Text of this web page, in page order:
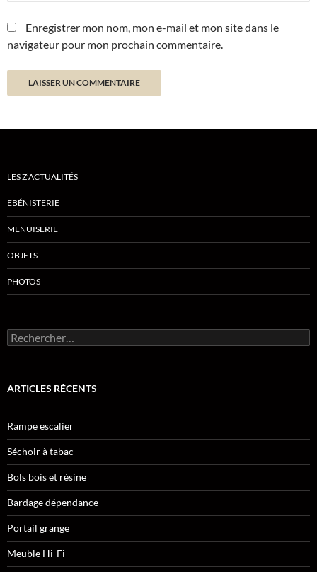
Enregistrer mon nom, mon e-mail et mon site dans le
navigateur pour mon prochain commentaire.
LES Z’ACTUALITÉS
EBÉNISTERIE
MENUISERIE
OBJETS
PHOTOS
Rechercher :
ARTICLES RÉCENTS
Rampe escalier
Séchoir à tabac
Bols bois et résine
Bardage dépendance
Portail grange
Meuble Hi-Fi